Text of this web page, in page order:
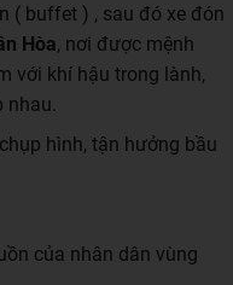
( buffet ) , sau đó xe đón
Hòa, nơi được mệnh
với khí hậu trong lành,
nhau.
hình, tận hưởng bầu
của nhân dân vùng